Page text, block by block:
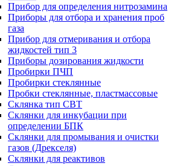
Прибор для определения нитрозамина
Приборы для отбора и хранения проб
газа
Прибор для отмеривания и отбора
жидкостей тип 3
Приборы дозирования жидкости
Пробирки ПЧП
Пробирки стеклянные
Пробки стеклянные, пластмассовые
Склянка тип СВТ
Склянки для инкубации при
определении БПК
Склянки для промывания и очистки
газов (Дрекселя)
Склянки для реактивов